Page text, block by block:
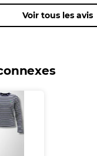
Voir tous les avis